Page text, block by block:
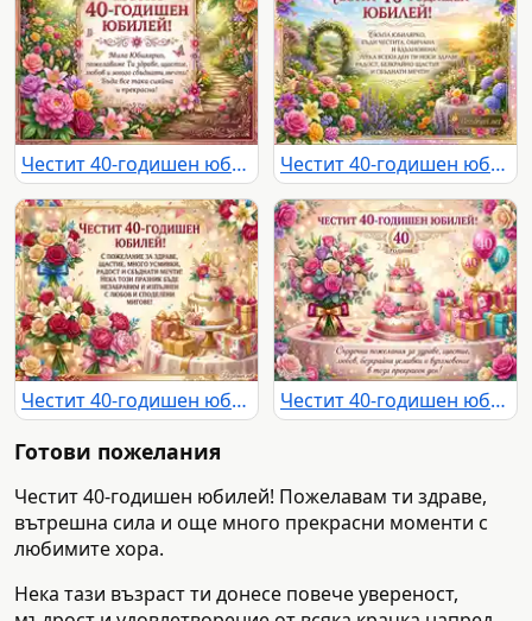
Честит 40-годишен юбилей! Поздравителна картичка с цветя и пожелание за жена. Честит 40-годишен юбилей картичка с цветна градина и пожелания за здраве, щастие и сбъднати мечти.
Честит 40-годишен юбилей с торта, букети и подаръци – празнична картичка с пожелания. Честит 40-годишен юбилей! Празнична картичка с торта, букет и подаръци.
Готови пожелания
Честит 40-годишен юбилей! Пожелавам ти здраве,
вътрешна сила и още много прекрасни моменти с
любимите хора.
Нека тази възраст ти донесе повече увереност,